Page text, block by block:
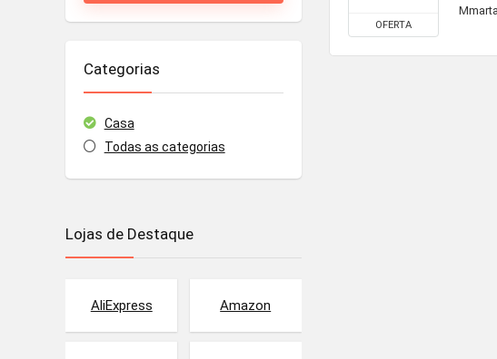
Categorias
Casa
Todas as categorias
OFERTA
Lojas de Destaque
AliExpress Amazon